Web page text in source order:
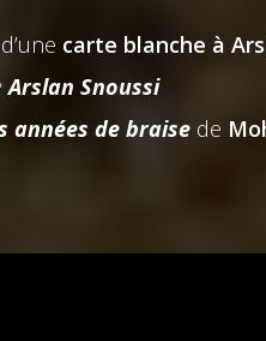
carte blanche à
Arslan Snoussi
années de braise de